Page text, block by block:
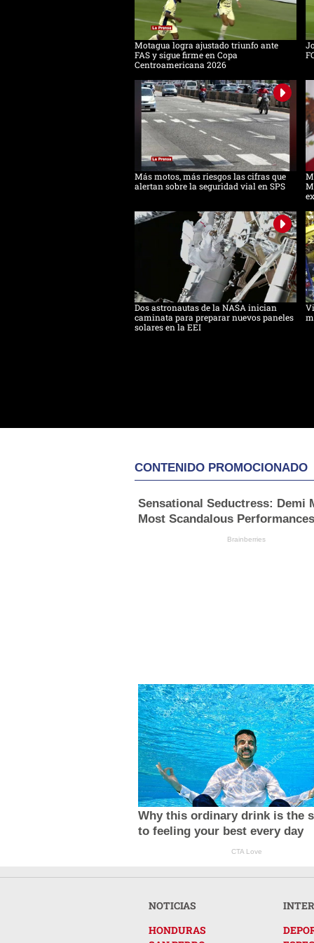
Motagua logra ajustado triunfo ante
FAS y sigue firme en Copa
Centroamericana 2026
Más motos, más riesgos las cifras que
alertan sobre la seguridad vial en SPS
Dos astronautas de la NASA inician
caminata para preparar nuevos paneles
solares en la EEI
CONTENIDO PROMOCIONADO
Sensational Seductress: Demi
Most Scandalous Performances
Brainberries
Why this ordinary drink is the
to feeling your best every day
CTA Love
NOTICIAS
HONDURAS